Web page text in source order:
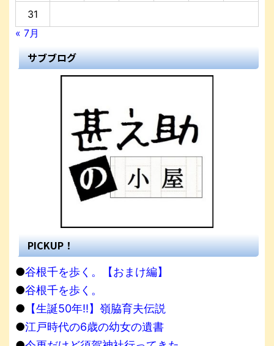
31
« 7月
サブブログ
PICKUP！
●谷根千を歩く。【おまけ編】
●谷根千を歩く。
● 【生誕50年!!】嶺脇育夫伝説
●江戸時代の6歳の幼女の遺書